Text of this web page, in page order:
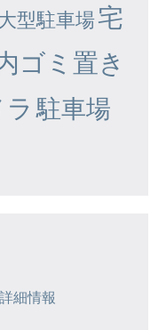
型駐車場宅
ゴミ置き
駐車場
細情報